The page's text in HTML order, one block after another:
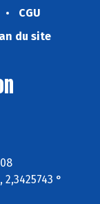
CGU
du site
°